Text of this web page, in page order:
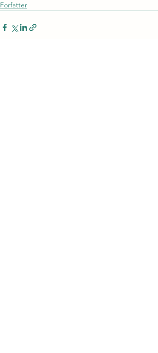
Forfatter